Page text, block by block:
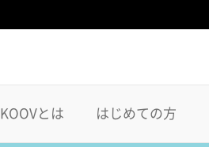
KOOVとは はじめての方